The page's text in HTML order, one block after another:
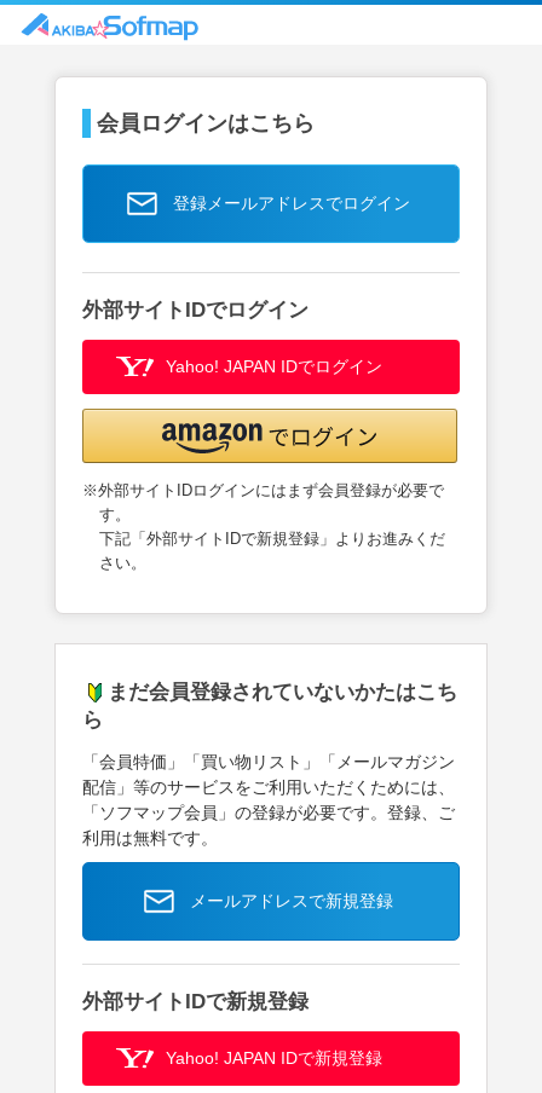
会員ログインはこちら
登録メールアドレスでログイン
外部サイトIDでログイン
Yahoo! JAPAN IDでログイン
※外部サイトIDログインにはまず会員登録が必要で
す。
下記「外部サイトIDで新規登録」よりお進みくだ
さい。
まだ会員登録されていないかたはこち
ら
「会員特価」「買い物リスト」「メールマガジン
配信」等のサービスをご利用いただくためには、
「ソフマップ会員」の登録が必要です。登録、ご
利用は無料です。
メールアドレスで新規登録
外部サイトIDで新規登録
Yahoo! JAPAN IDで新規登録